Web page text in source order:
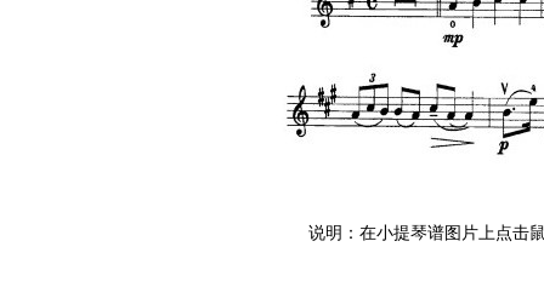
说明：在小提琴谱图片上点击